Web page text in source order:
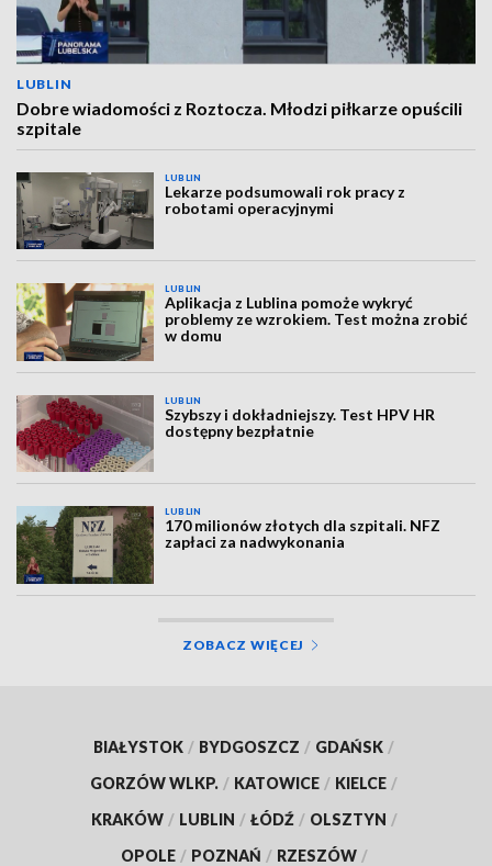
LUBLIN
Dobre wiadomości z Roztocza. Młodzi piłkarze opuścili
szpitale
LUBLIN
Lekarze podsumowali rok pracy z
robotami operacyjnymi
LUBLIN
Aplikacja z Lublina pomoże wykryć
problemy ze wzrokiem. Test można zrobić
w domu
LUBLIN
Szybszy i dokładniejszy. Test HPV HR
dostępny bezpłatnie
LUBLIN
170 milionów złotych dla szpitali. NFZ
zapłaci za nadwykonania
ZOBACZ WIĘCEJ
BIAŁYSTOK / BYDGOSZCZ / GDAŃSK /
GORZÓW WLKP. / KATOWICE / KIELCE /
KRAKÓW / LUBLIN / ŁÓDŹ / OLSZTYN /
OPOLE / POZNAŃ / RZESZÓW /